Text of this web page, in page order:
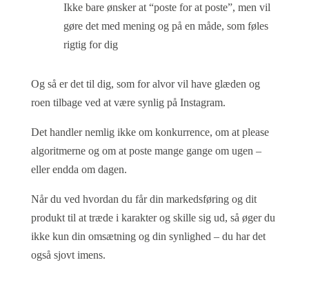
Ikke bare ønsker at “poste for at poste”, men vil
gøre det med mening og på en måde, som føles
rigtig for dig
Også er det til dig, som for alvor vil have glæden og
roen tilbage ved at være synlig på Instagram.
Det handler nemlig ikke om konkurrence, om at please
algoritmerne og om at poste mange gange om ugen –
eller endda om dagen.
Når du ved hvordan du får din markedsføring og dit
produkt til at træde i karakter og skille sig ud, så øger du
ikke kun din omsætning og din synlighed – du har det
også sjovt imens.